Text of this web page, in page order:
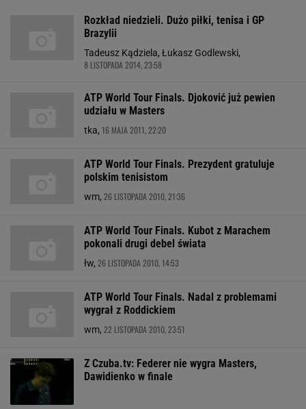
Rozkład niedzieli. Dużo piłki, tenisa i GP
Brazylii
Tadeusz Kądziela, Łukasz Godlewski,
8 LISTOPADA 2014, 23:58
ATP World Tour Finals. Djoković już pewien
udziału w Masters
tka, 16 MAJA 2011, 22:20
ATP World Tour Finals. Prezydent gratuluje
polskim tenisistom
wm, 26 LISTOPADA 2010, 21:36
ATP World Tour Finals. Kubot z Marachem
pokonali drugi debel świata
łw, 26 LISTOPADA 2010, 14:53
ATP World Tour Finals. Nadal z problemami
wygrał z Roddickiem
wm, 22 LISTOPADA 2010, 23:51
Z Czuba.tv: Federer nie wygra Masters,
Dawidienko w finale